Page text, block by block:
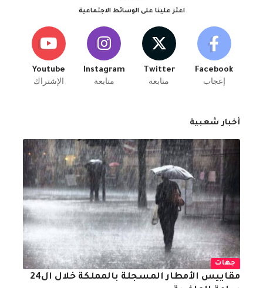
اعثر علينا على الوسائط الاجتماعية
Facebook
إعجاب
Twitter
متابعة
Instagram
متابعة
Youtube
الإشتراك
أخبار شعبية
جهات
مقاييس الأمطار المسجلة بالمملكة خلال ال24